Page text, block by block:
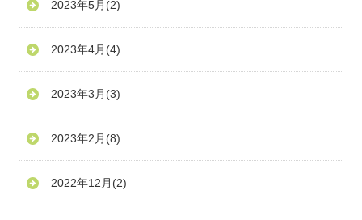
2023年5月 (2)
2023年4月 (4)
2023年3月 (3)
2023年2月 (8)
2022年12月 (2)